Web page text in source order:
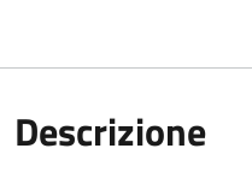
Descrizione